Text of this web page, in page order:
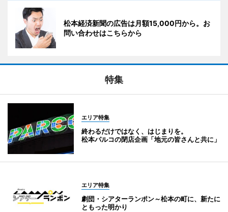
松本経済新聞の広告は月額15,000円から。お
問い合わせはこちらから
特集
エリア特集
終わるだけではなく、はじまりを。
松本パルコの閉店企画「地元の皆さんと共に」
エリア特集
劇団・シアターランポン～松本の町に、新たに
ともった明かり